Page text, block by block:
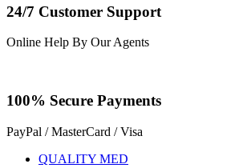
24/7 Customer Support
Online Help By Our Agents
100% Secure Payments
PayPal / MasterCard / Visa
QUALITY MED